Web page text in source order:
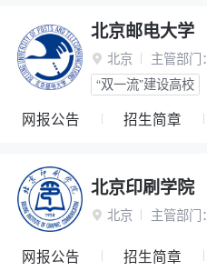
北京邮电大学
 北京 主管部门：
“双一流”建设高校
网报公告 招生简章
北京印刷学院
 北京 主管部门：
网报公告 招生简章